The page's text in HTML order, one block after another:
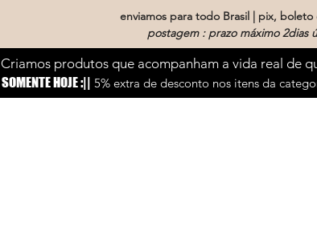
enviamos para todo Brasil | pix,
postagem : prazo máximo 2dias
Criamos produtos que acompanham a vida real de
SOMENTE HOJE :|| 5% extra de desconto nos itens da